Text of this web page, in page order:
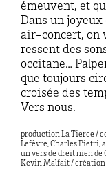
émeuvent, et
Dans un joyeux
air-concert, on
ressent des
occitane…
que toujours
croisée des
Vers nous.
production La Tierce /
Lefèvre, Charles Pietri,
un vers de dreit nien de
Kevin Malfait / création